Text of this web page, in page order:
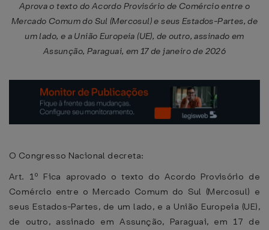
Aprova o texto do Acordo Provisório de Comércio entre o
Mercado Comum do Sul (Mercosul) e seus Estados-Partes, de
um lado, e a União Europeia (UE), de outro, assinado em
Assunção, Paraguai, em 17 de janeiro de 2026
O Congresso Nacional decreta:
Art. 1º Fica aprovado o texto do Acordo Provisório de
Comércio entre o Mercado Comum do Sul (Mercosul) e
seus Estados-Partes, de um lado, e a União Europeia (UE),
de outro, assinado em Assunção, Paraguai, em 17 de